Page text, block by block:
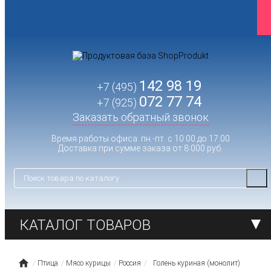
+7 (495) 142 98 19
+7 (925) 072 77 74
Заказать обратный звонок
Время работы офиса: пн.-пт. с 10:00 до 17:00
Доставка при сумме заказа от 8 000 руб.
КАТАЛОГ ТОВАРОВ
Птица Мясо курицы Россия Голень куриная (монолит)